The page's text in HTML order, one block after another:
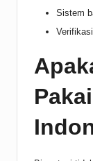
Sistem